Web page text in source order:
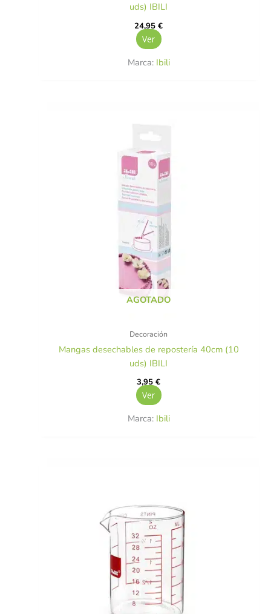
uds) IBILI
24,95€
Ver
Marca: Ibili
AGOTADO
Decoración
Mangas desechables de repostería 40cm (10
uds) IBILI
3,95€
Ver
Marca: Ibili